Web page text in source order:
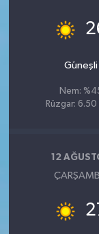
Güneşli
Nem:
Rüzgar:
12